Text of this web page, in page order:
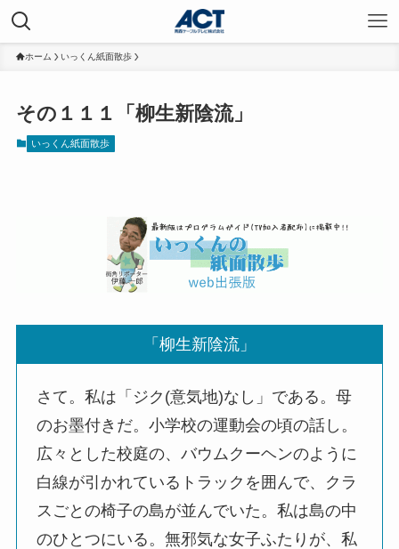
ホーム いっくん紙面散歩
その１１１「柳生新陰流」
いっくん紙面散歩
「柳生新陰流」
さて。私は「ジク(意気地)なし」である。母
のお墨付きだ。小学校の運動会の頃の話し。
広々とした校庭の、バウムクーヘンのように
白線が引かれているトラックを囲んで、クラ
スごとの椅子の島が並んでいた。私は島の中
のひとつにいる。無邪気な女子ふたりが、私